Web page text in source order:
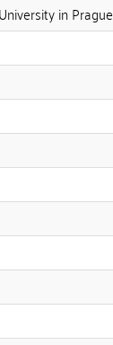
in Prague